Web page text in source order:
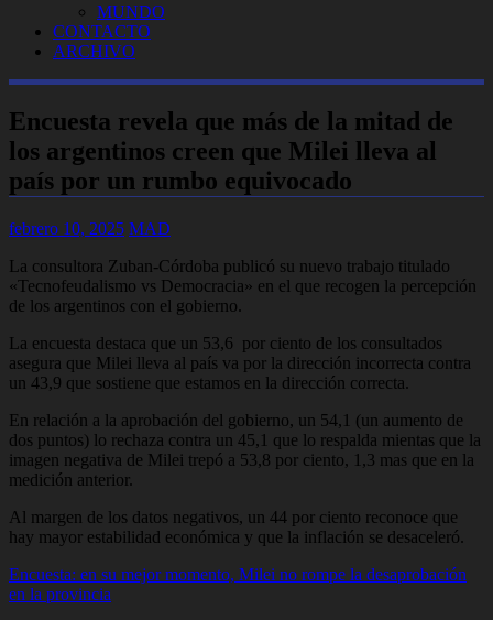
MUNDO
CONTACTO
ARCHIVO
Encuesta revela que más de la mitad de
los argentinos creen que Milei lleva al
país por un rumbo equivocado
febrero 10, 2025 MAD
La consultora Zuban-Córdoba publicó su nuevo trabajo titulado
«Tecnofeudalismo vs Democracia» en el que recogen la percepción
de los argentinos con el gobierno.
La encuesta destaca que un 53,6 por ciento de los consultados
asegura que Milei lleva al país va por la dirección incorrecta contra
un 43,9 que sostiene que estamos en la dirección correcta.
En relación a la aprobación del gobierno, un 54,1 (un aumento de
dos puntos) lo rechaza contra un 45,1 que lo respalda mientas que la
imagen negativa de Milei trepó a 53,8 por ciento, 1,3 mas que en la
medición anterior.
Al margen de los datos negativos, un 44 por ciento reconoce que
hay mayor estabilidad económica y que la inflación se desaceleró.
Encuesta: en su mejor momento, Milei no rompe la desaprobación
en la provincia